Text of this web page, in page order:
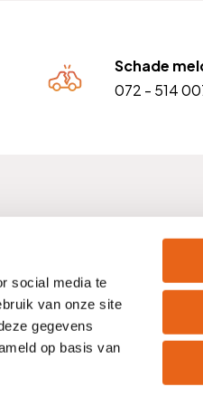
social media te
van onze site
gegevens
op basis van
Schade
072 - 514
BTW nummer:
of klacht Zelf afsluiten